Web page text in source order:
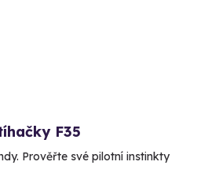
F35
Prověřte své pilotní instinkty